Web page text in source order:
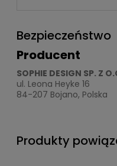
Bezpieczeństwo
Producent
SOPHIE DESIGN SP. Z
ul. Leona Heyke 16
84-207 Bojano, Polska
Produkty